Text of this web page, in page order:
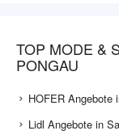
TOP MODE &
PONGAU
HOFER Angebote
Lidl Angebote in